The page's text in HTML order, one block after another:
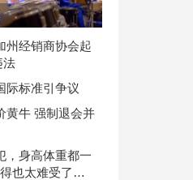
州经销商协会起
法
际标准引争议
黄牛 强制退会并
，身高体重都一
也太难受了…